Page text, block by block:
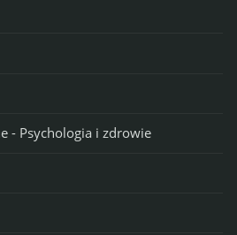
- Psychologia i zdrowie